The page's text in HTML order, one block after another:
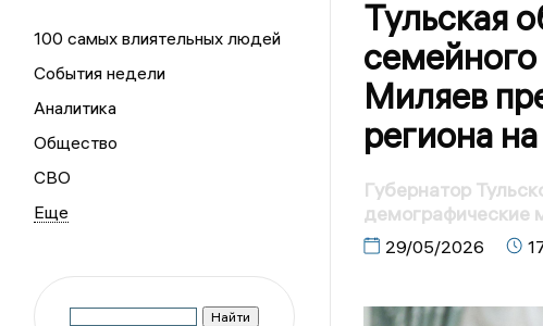
100 самых влиятельных людей
События недели
Аналитика
Общество
СВО
Тульская
Миляев
региона
Губернатор
демографические
29/05/2026